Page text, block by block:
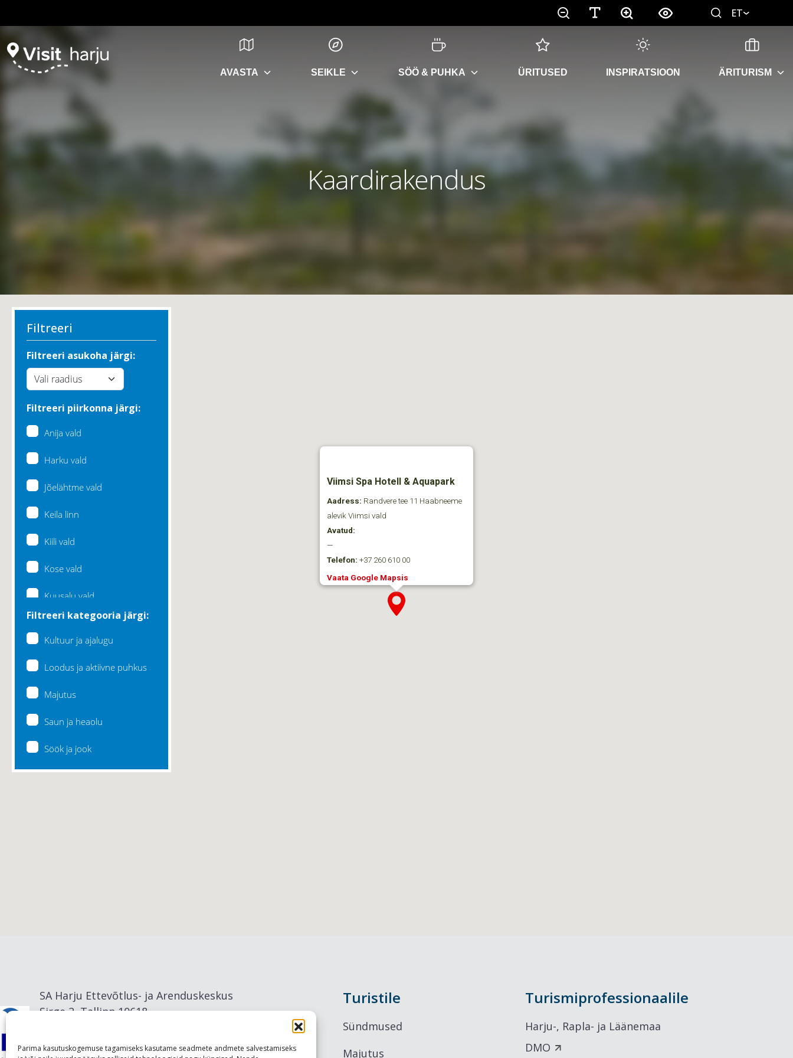
Parima kasutuskogemuse tagamiseks kasutame seadmete andmete salvestamiseks
ET
AVASTA SEIKLE SÖÖ & PUHKA ÜRITUSED INSPIRATSIOON ÄRITURISM
Kaardirakendus
Filtreeri
Filtreeri asukoha järgi:
Filtreeri piirkonna järgi:
Anija vald
Harku vald
Jõelähtme vald
Keila linn
Kiili vald
Kose vald
Kuusalu vald
Lääne-Harju vald
Filtreeri kategooria järgi:
Kultuur ja ajalugu
Loodus ja aktiivne puhkus
Majutus
Saun ja heaolu
Söök ja jook
Viimsi Spa Hotell & Aquapark
Aadress: Randvere tee 11 Haabneeme
alevik Viimsi vald
Avatud:
—
Telefon: +37 260 610 00
Vaata Google Mapsis
SA Harju Ettevõtlus- ja Arenduskeskus
Sirge 2, Tallinn 10618
Turistile
Sündmused
Majutus
Turismiprofessionaalile
Harju-, Rapla- ja Läänemaa
DMO